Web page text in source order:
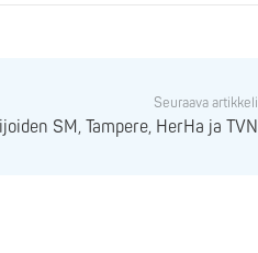
Seuraava artikkeli
SM, Tampere, HerHa ja TVN